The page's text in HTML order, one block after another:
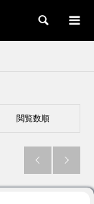
検索
閲覧数順
 